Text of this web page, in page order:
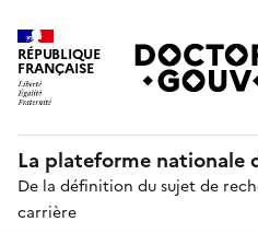
RÉPUBLIQUE
FRANÇAISE
La plateforme nationale
De la définition du sujet de
carrière